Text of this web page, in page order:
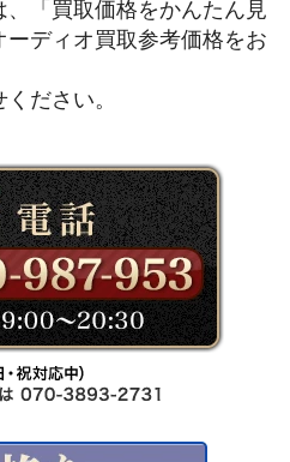
「買取価格をかんたん見
ディオ買取参考価格をお
ださい。